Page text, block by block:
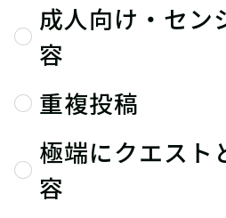
成人向け・セン
容
重複投稿
極端にクエスト
容